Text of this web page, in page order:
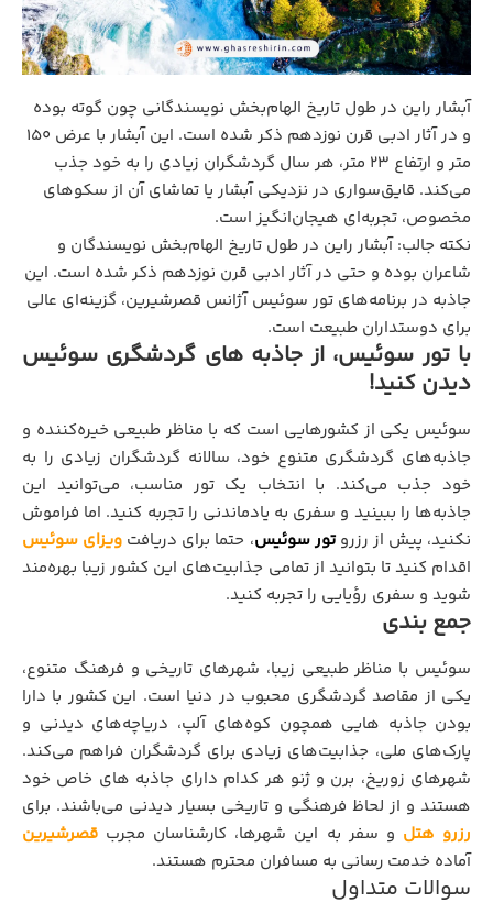
آبشار راین در طول تاریخ الهام‌بخش نویسندگانی چون گوته بوده
و در آثار ادبی قرن نوزدهم ذکر شده است. این آبشار با عرض ۱۵۰
متر و ارتفاع ۲۳ متر، هر سال گردشگران زیادی را به خود جذب
می‌کند. قایق‌سواری در نزدیکی آبشار یا تماشای آن از سکوهای
مخصوص، تجربه‌ای هیجان‌انگیز است.
نکته جالب: آبشار راین در طول تاریخ الهام‌بخش نویسندگان و
شاعران بوده و حتی در آثار ادبی قرن نوزدهم ذکر شده است. این
جاذبه در برنامه‌های تور سوئیس آژانس قصرشیرین، گزینه‌ای عالی
برای دوستداران طبیعت است.
با تور سوئیس، از جاذبه های گردشگری سوئیس
دیدن کنید!
سوئیس یکی از کشورهایی است که با مناظر طبیعی خیره‌کننده و
جاذبه‌‌های گردشگری متنوع خود، سالانه گردشگران زیادی را به
خود جذب می‌کند. با انتخاب یک تور مناسب، می‌توانید این
جاذبه‌‌ها را ببینید و سفری به یادماندنی را تجربه کنید. اما فراموش
نکنید، پیش از رزروتور سوئیس، حتما برای دریافت ویزای سوئیس
اقدام کنید تا بتوانید از تمامی جذابیت‌های این کشور زیبا بهره‌مند
شوید و سفری رؤیایی را تجربه کنید.
جمع بندی
سوئیس با مناظر طبیعی زیبا، شهرهای تاریخی و فرهنگ متنوع،
یکی از مقاصد گردشگری محبوب در دنیا است. این کشور با دارا
بودن جاذبه هایی همچون کوه‌های آلپ، دریاچه‌های دیدنی و
پارک‌های ملی، جذابیت‌های زیادی برای گردشگران فراهم می‌کند.
شهرهای زوریخ، برن و ژنو هر کدام دارای جاذبه‌ های خاص خود
هستند و از لحاظ فرهنگی و تاریخی بسیار دیدنی می‌باشند. برای
رزرو هتل و سفر به این شهرها، کارشناسان مجرب قصرشیرین
آماده خدمت رسانی به مسافران محترم هستند.
سوالات متداول